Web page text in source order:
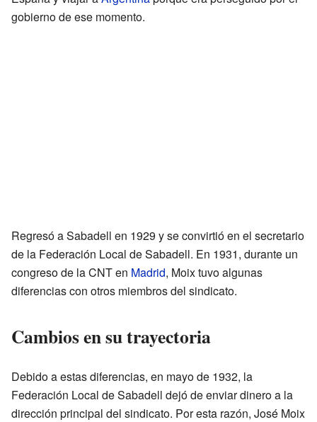
gobierno de ese momento.
Regresó a Sabadell en 1929 y se convirtió en el secretario
de la Federación Local de Sabadell. En 1931, durante un
congreso de la CNT en Madrid, Moix tuvo algunas
diferencias con otros miembros del sindicato.
Cambios en su trayectoria
Debido a estas diferencias, en mayo de 1932, la
Federación Local de Sabadell dejó de enviar dinero a la
dirección principal del sindicato. Por esta razón, José Moix